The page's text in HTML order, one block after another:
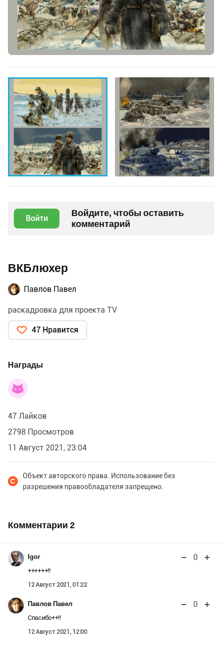
Войти
Войдите, чтобы оставить
комментарий
ВКБлюхер
Павлов Павел
раскадровка для проекта TV
47 Нравится
Награды
47 Лайков
2798 Просмотров
11 Август 2021, 23:04
Объект авторского права. Использование без
разрешения правообладателя запрещено.
Комментарии 2
Igor 0
++++++!!
12 Август 2021, 01:22
Павлов Павел 0
Спасибо++!!
12 Август 2021, 12:00